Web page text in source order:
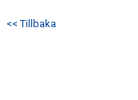
<< Tillbaka